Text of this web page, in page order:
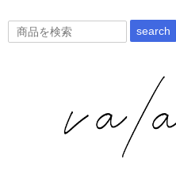
search